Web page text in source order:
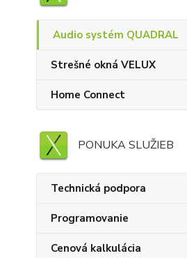
Audio systém QUADRAL
Strešné okná VELUX
Home Connect
PONUKA SLUŽIEB
Technická podpora
Programovanie
Cenová kalkulácia